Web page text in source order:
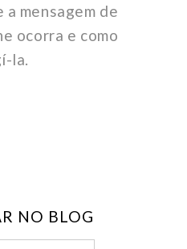
mensagem de
ocorra e como
la.
NO BLOG